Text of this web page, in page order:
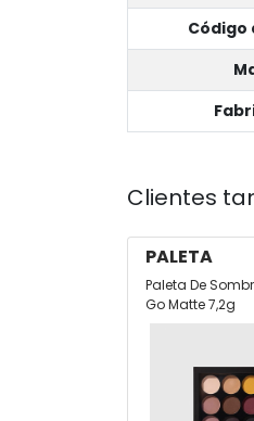
Código
Clientes
PALETA
Paleta De
Go Matte 7,2g